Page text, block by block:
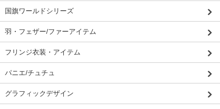
国旗ワールドシリーズ
羽・フェザー/ファーアイテム
フリンジ衣装・アイテム
パニエ/チュチュ
グラフィックデザイン